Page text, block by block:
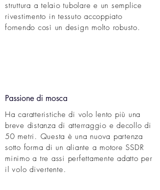
struttura a telaio tubolare e un semplice
rivestimento in tessuto accoppiato
fornendo così un design molto robusto.
Passione di mosca
Ha caratteristiche di volo lento più una
breve distanza di atterraggio e decollo di
50 metri. Questa è una nuova partenza
sotto forma di un aliante a motore SSDR
minimo a tre assi perfettamente adatto per
il volo divertente.